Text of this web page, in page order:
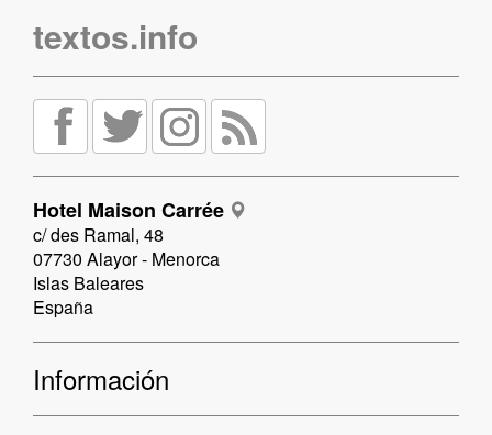
textos.info
Hotel Maison Carrée
c/ des Ramal, 48
07730 Alayor - Menorca
Islas Baleares
España
Información